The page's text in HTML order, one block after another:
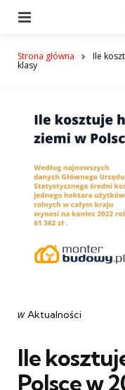
Strona główna Ile
klasy
Categories
post
w Aktualności
Ile
Polsce w